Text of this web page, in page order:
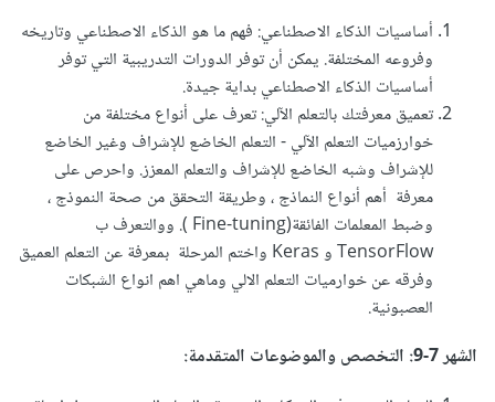
أساسيات الذكاء الاصطناعي: فهم ما هو الذكاء الاصطناعي وتاريخه
وفروعه المختلفة. يمكن أن توفر الدورات التدريبية التي توفر
أساسيات الذكاء الاصطناعي بداية جيدة.
تعميق معرفتك بالتعلم الآلي: تعرف على أنواع مختلفة من
خوارزميات التعلم الآلي - التعلم الخاضع للإشراف وغير الخاضع
للإشراف وشبه الخاضع للإشراف والتعلم المعزز. واحرص على
معرفة أهم أنواع النماذج ، وطريقة التحقق من صحة النموذج ،
وضبط المعلمات الفائقة(Fine-tuning ). ووالتعرف ب
TensorFlow و Keras واختم المرحلة بمعرفة عن التعلم العميق
وفرقه عن خوارميات التعلم الالي وماهي اهم انواع الشبكات
العصبونية.
الشهر 7-9: التخصص والموضوعات المتقدمة: